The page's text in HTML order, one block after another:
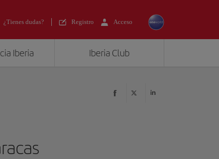
¿Tienes dudas? Registro Acceso
Iberia Iberia Club